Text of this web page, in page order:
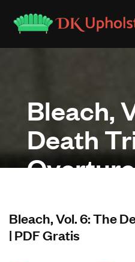
Bleach,
Death
Bleach, Vol. 6: The
| PDF Gratis